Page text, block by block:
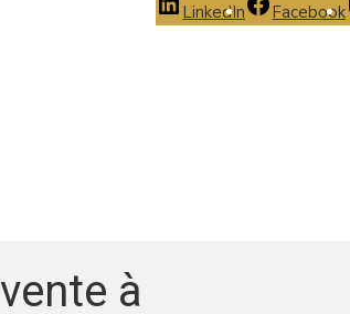
LinkedIn Facebook
à